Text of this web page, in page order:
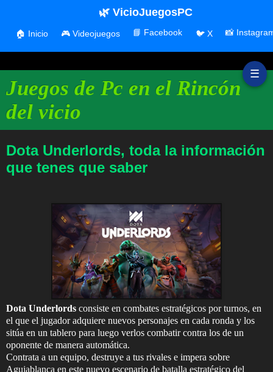
☰
Juegos de Pc en el Rincón
del vicio
🌿 VicioJuegosPC
🏠 Inicio 🎮 Videojuegos 📘 Facebook 🐦 X 📸
Dota Underlords, toda la información
que tenes que saber
Dota Underlords consiste en combates estratégicos por turnos, en
el que el jugador adquiere nuevos personajes en cada ronda y los
sitúa en un tablero para luego verlos combatir contra los de un
oponente de manera automática.
Contrata a un equipo, destruye a tus rivales e impera sobre
Agujablanca en este nuevo escenario de batalla estratégico del